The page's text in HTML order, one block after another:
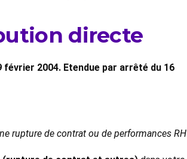
directe
2004. Etendue par arrêté du 16
rupture de contrat ou de performances RH